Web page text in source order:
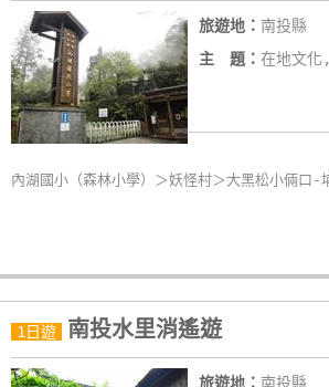
商
合
作
旅
伴
商
品
宣
傳
旅遊地： 南投縣
主 題： 在地文
內湖國小（森林小學）＞妖怪村＞大黑松小倆口-
1日遊 南投水里消遙遊
旅遊地： 南投縣